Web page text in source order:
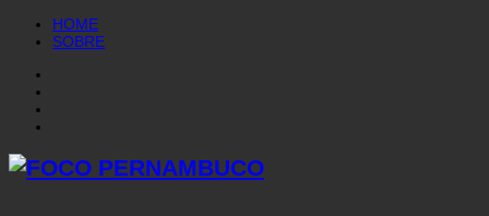
HOME
SOBRE